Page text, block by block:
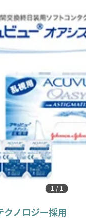
1 / 1
クノロジー採用